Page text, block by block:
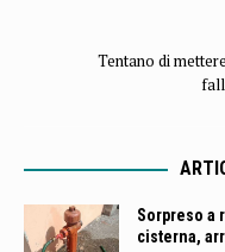
Tentano di
Sorpreso a
cisterna,